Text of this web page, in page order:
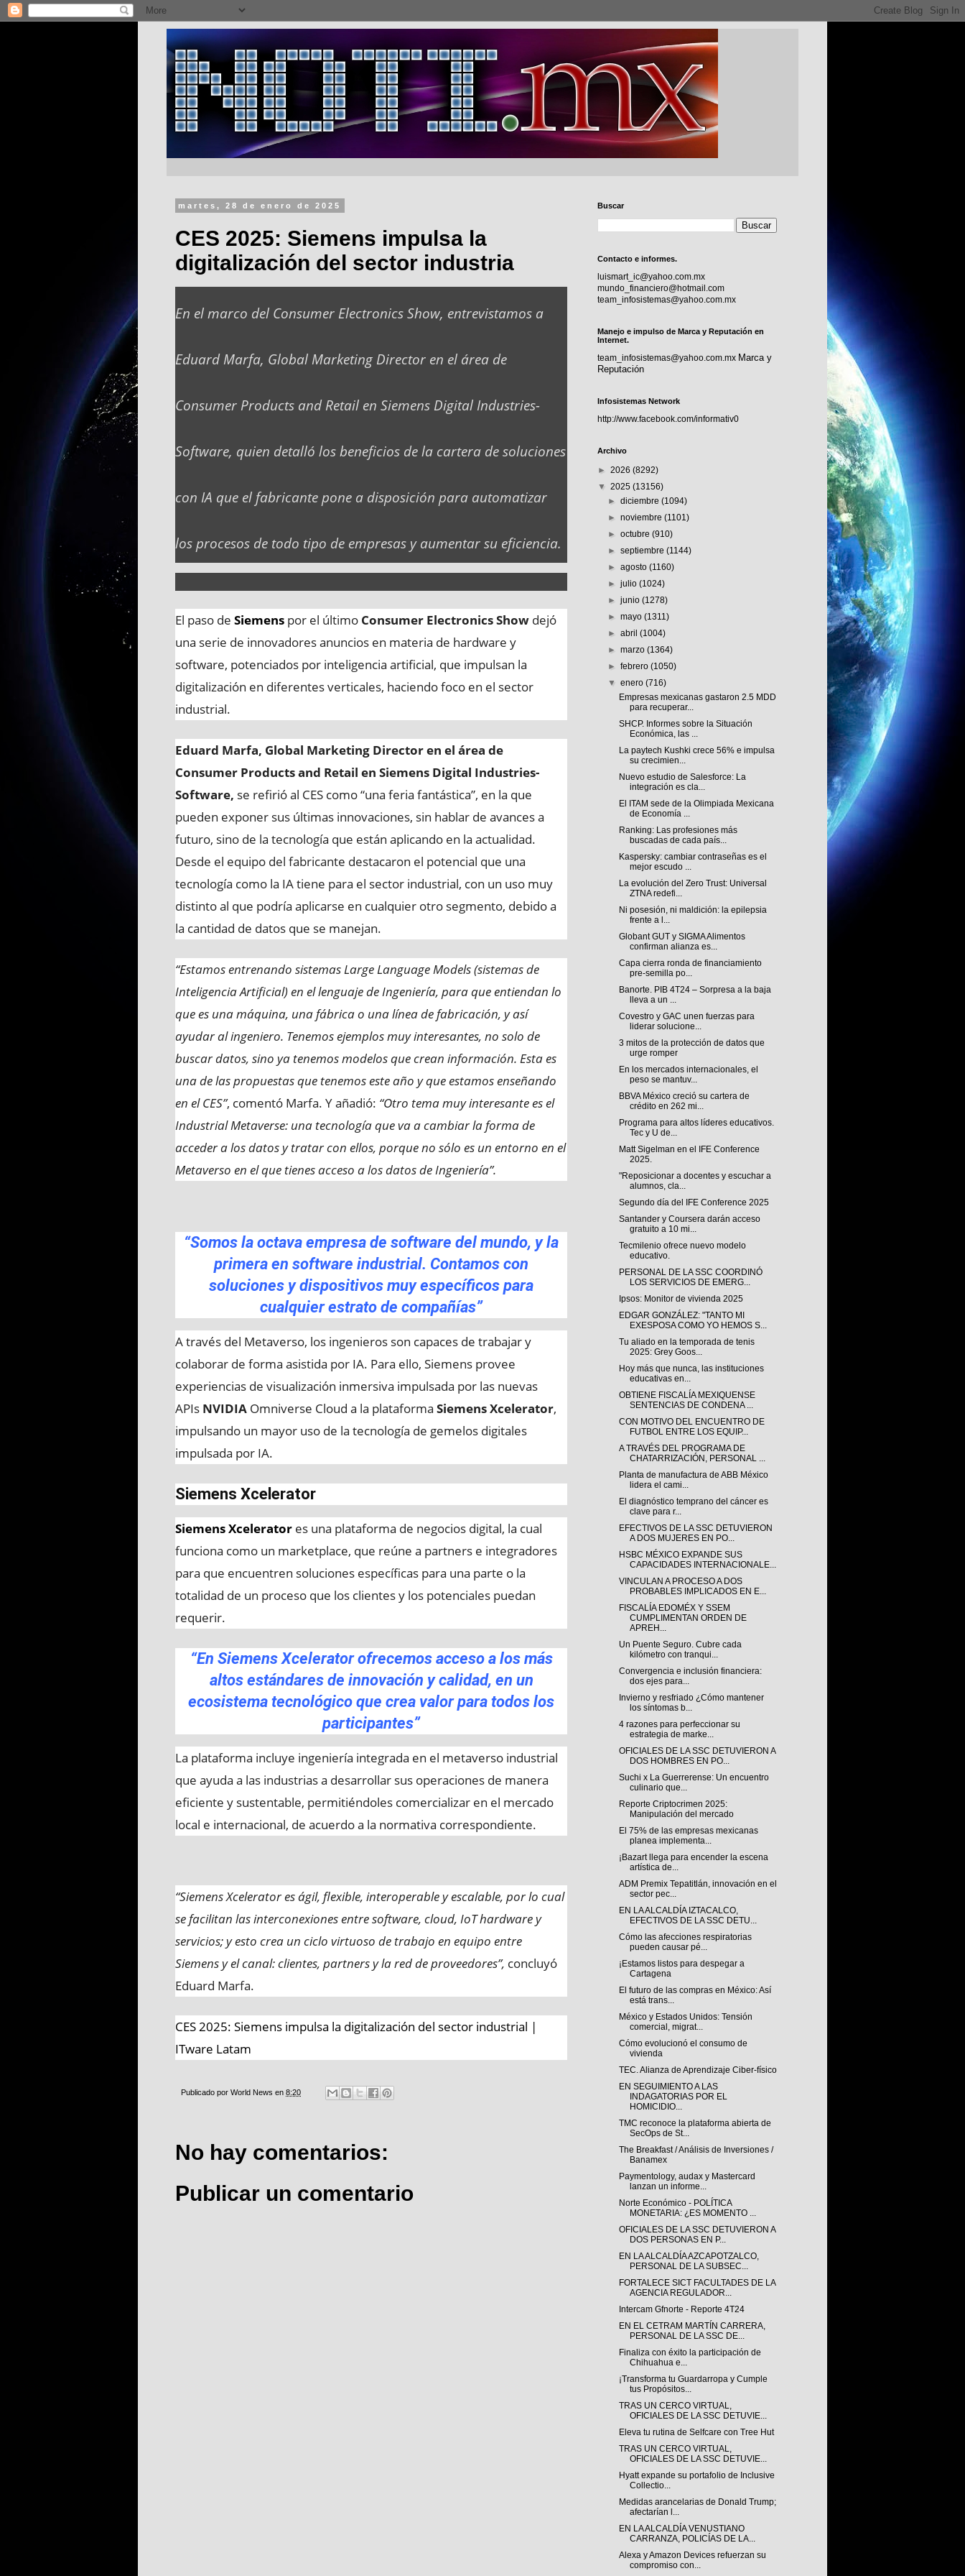
martes, 28 de enero de 2025
CES 2025: Siemens impulsa la
digitalización del sector industria
En el marco del Consumer Electronics Show, entrevistamos a
Eduard Marfa, Global Marketing Director en el área de
Consumer Products and Retail en Siemens Digital Industries-
Software, quien detalló los beneficios de la cartera de soluciones
con IA que el fabricante pone a disposición para automatizar
los procesos de todo tipo de empresas y aumentar su eficiencia.
El paso de Siemens por el último Consumer Electronics Show dejó
una serie de innovadores anuncios en materia de hardware y
software, potenciados por inteligencia artificial, que impulsan la
digitalización en diferentes verticales, haciendo foco en el sector
industrial.
Eduard Marfa, Global Marketing Director en el área de
Consumer Products and Retail en Siemens Digital Industries-
Software, se refirió al CES como “una feria fantástica”, en la que
pueden exponer sus últimas innovaciones, sin hablar de avances a
futuro, sino de la tecnología que están aplicando en la actualidad.
Desde el equipo del fabricante destacaron el potencial que una
tecnología como la IA tiene para el sector industrial, con un uso muy
distinto al que podría aplicarse en cualquier otro segmento, debido a
la cantidad de datos que se manejan.
“Estamos entrenando sistemas Large Language Models (sistemas de
Inteligencia Artificial) en el lenguaje de Ingeniería, para que entiendan lo
que es una máquina, una fábrica o una línea de fabricación, y así
ayudar al ingeniero. Tenemos ejemplos muy interesantes, no solo de
buscar datos, sino ya tenemos modelos que crean información. Esta es
una de las propuestas que tenemos este año y que estamos enseñando
en el CES”, comentó Marfa. Y añadió: “Otro tema muy interesante es el
Industrial Metaverse: una tecnología que va a cambiar la forma de
acceder a los datos y tratar con ellos, porque no sólo es un entorno en el
Metaverso en el que tienes acceso a los datos de Ingeniería”.
“Somos la octava empresa de software del mundo, y la
primera en software industrial. Contamos con
soluciones y dispositivos muy específicos para
cualquier estrato de compañías”
A través del Metaverso, los ingenieros son capaces de trabajar y
colaborar de forma asistida por IA. Para ello, Siemens provee
experiencias de visualización inmersiva impulsada por las nuevas
APIs NVIDIA Omniverse Cloud a la plataforma Siemens Xcelerator,
impulsando un mayor uso de la tecnología de gemelos digitales
impulsada por IA.
Siemens Xcelerator
Siemens Xcelerator es una plataforma de negocios digital, la cual
funciona como un marketplace, que reúne a partners e integradores
para que encuentren soluciones específicas para una parte o la
totalidad de un proceso que los clientes y los potenciales puedan
requerir.
“En Siemens Xcelerator ofrecemos acceso a los más
altos estándares de innovación y calidad, en un
ecosistema tecnológico que crea valor para todos los
participantes”
La plataforma incluye ingeniería integrada en el metaverso industrial
que ayuda a las industrias a desarrollar sus operaciones de manera
eficiente y sustentable, permitiéndoles comercializar en el mercado
local e internacional, de acuerdo a la normativa correspondiente.
“Siemens Xcelerator es ágil, flexible, interoperable y escalable, por lo cual
se facilitan las interconexiones entre software, cloud, IoT hardware y
servicios; y esto crea un ciclo virtuoso de trabajo en equipo entre
Siemens y el canal: clientes, partners y la red de proveedores”, concluyó
Eduard Marfa.
CES 2025: Siemens impulsa la digitalización del sector industrial |
ITware Latam
Publicado por World News en 8:20
No hay comentarios:
Publicar un comentario
Buscar
Contacto e informes.
luismart_ic@yahoo.com.mx
mundo_financiero@hotmail.com
team_infosistemas@yahoo.com.mx
Manejo e impulso de Marca y Reputación en
Internet.
team_infosistemas@yahoo.com.mx Marca y
Reputación
Infosistemas Network
http://www.facebook.com/informativ0
Archivo
► 2026 (8292)
▼ 2025 (13156)
►diciembre(1094)
►noviembre(1101)
►octubre(910)
►septiembre(1144)
►agosto(1160)
►julio(1024)
►junio(1278)
►mayo(1311)
►abril(1004)
►marzo(1364)
►febrero(1050)
▼enero(716)
Empresas mexicanas gastaron 2.5 MDD
para recuperar...
SHCP. Informes sobre la Situación
Económica, las ...
La paytech Kushki crece 56% e impulsa
su crecimien...
Nuevo estudio de Salesforce: La
integración es cla...
El ITAM sede de la Olimpiada Mexicana
de Economía ...
Ranking: Las profesiones más
buscadas de cada país...
Kaspersky: cambiar contraseñas es el
mejor escudo ...
La evolución del Zero Trust: Universal
ZTNA redefi...
Ni posesión, ni maldición: la epilepsia
frente a l...
Globant GUT y SIGMA Alimentos
confirman alianza es...
Capa cierra ronda de financiamiento
pre-semilla po...
Banorte. PIB 4T24 – Sorpresa a la baja
lleva a un ...
Covestro y GAC unen fuerzas para
liderar solucione...
3 mitos de la protección de datos que
urge romper
En los mercados internacionales, el
peso se mantuv...
BBVA México creció su cartera de
crédito en 262 mi...
Programa para altos líderes educativos.
Tec y U de...
Matt Sigelman en el IFE Conference
2025.
"Reposicionar a docentes y escuchar a
alumnos, cla...
Segundo día del IFE Conference 2025
Santander y Coursera darán acceso
gratuito a 10 mi...
Tecmilenio ofrece nuevo modelo
educativo.
PERSONAL DE LA SSC COORDINÓ
LOS SERVICIOS DE EMERG...
Ipsos: Monitor de vivienda 2025
EDGAR GONZÁLEZ: "TANTO MI
EXESPOSA COMO YO HEMOS S...
Tu aliado en la temporada de tenis
2025: Grey Goos...
Hoy más que nunca, las instituciones
educativas en...
OBTIENE FISCALÍA MEXIQUENSE
SENTENCIAS DE CONDENA ...
CON MOTIVO DEL ENCUENTRO DE
FUTBOL ENTRE LOS EQUIP...
A TRAVÉS DEL PROGRAMA DE
CHATARRIZACIÓN, PERSONAL ...
Planta de manufactura de ABB México
lidera el cami...
El diagnóstico temprano del cáncer es
clave para r...
EFECTIVOS DE LA SSC DETUVIERON
A DOS MUJERES EN PO...
HSBC MÉXICO EXPANDE SUS
CAPACIDADES INTERNACIONALE...
VINCULAN A PROCESO A DOS
PROBABLES IMPLICADOS EN E...
FISCALÍA EDOMÉX Y SSEM
CUMPLIMENTAN ORDEN DE
APREH...
Un Puente Seguro. Cubre cada
kilómetro con tranqui...
Convergencia e inclusión financiera:
dos ejes para...
Invierno y resfriado ¿Cómo mantener
los síntomas b...
4 razones para perfeccionar su
estrategia de marke...
OFICIALES DE LA SSC DETUVIERON A
DOS HOMBRES EN PO...
Suchi x La Guerrerense: Un encuentro
culinario que...
Reporte Criptocrimen 2025:
Manipulación del mercado
El 75% de las empresas mexicanas
planea implementa...
¡Bazart llega para encender la escena
artística de...
ADM Premix Tepatitlán, innovación en el
sector pec...
EN LA ALCALDÍA IZTACALCO,
EFECTIVOS DE LA SSC DETU...
Cómo las afecciones respiratorias
pueden causar pé...
¡Estamos listos para despegar a
Cartagena
El futuro de las compras en México: Así
está trans...
México y Estados Unidos: Tensión
comercial, migrat...
Cómo evolucionó el consumo de
vivienda
TEC. Alianza de Aprendizaje Ciber-físico
EN SEGUIMIENTO A LAS
INDAGATORIAS POR EL
HOMICIDIO...
TMC reconoce la plataforma abierta de
SecOps de St...
The Breakfast / Análisis de Inversiones /
Banamex
Paymentology, audax y Mastercard
lanzan un informe...
Norte Económico - POLÍTICA
MONETARIA: ¿ES MOMENTO ...
OFICIALES DE LA SSC DETUVIERON A
DOS PERSONAS EN P...
EN LA ALCALDÍA AZCAPOTZALCO,
PERSONAL DE LA SUBSEC...
FORTALECE SICT FACULTADES DE LA
AGENCIA REGULADOR...
Intercam Gfnorte - Reporte 4T24
EN EL CETRAM MARTÍN CARRERA,
PERSONAL DE LA SSC DE...
Finaliza con éxito la participación de
Chihuahua e...
¡Transforma tu Guardarropa y Cumple
tus Propósitos...
TRAS UN CERCO VIRTUAL,
OFICIALES DE LA SSC DETUVIE...
Eleva tu rutina de Selfcare con Tree Hut
TRAS UN CERCO VIRTUAL,
OFICIALES DE LA SSC DETUVIE...
Hyatt expande su portafolio de Inclusive
Collectio...
Medidas arancelarias de Donald Trump;
afectarían l...
EN LA ALCALDÍA VENUSTIANO
CARRANZA, POLICÍAS DE LA...
Alexa y Amazon Devices refuerzan su
compromiso con...